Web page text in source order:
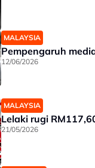
MALAYSIA
Pempengaruh
12/06/2026
MALAYSIA
Lelaki rugi
21/05/2026